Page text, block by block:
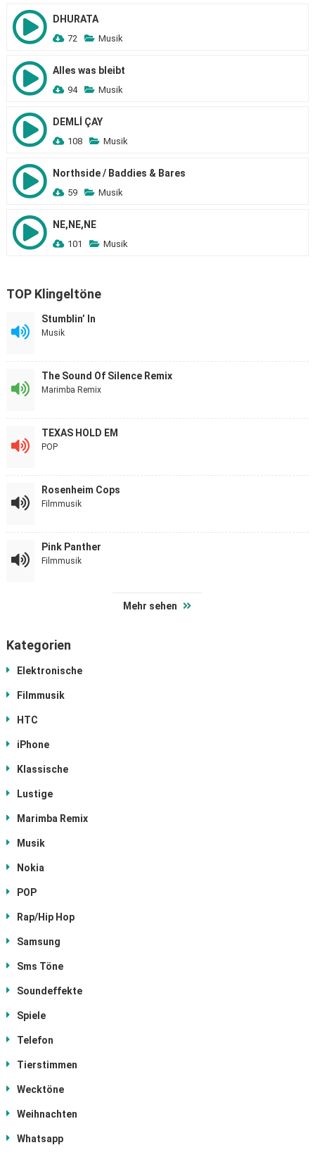
DHURATA
72 Musik
Alles was bleibt
94 Musik
DEMLİ ÇAY
108 Musik
Northside / Baddies & Bares
59 Musik
NE,NE,NE
101 Musik
TOP Klingeltöne
Stumblin’ In
Musik
The Sound Of Silence Remix
Marimba Remix
TEXAS HOLD EM
POP
Rosenheim Cops
Filmmusik
Pink Panther
Filmmusik
Mehr sehen
Kategorien
Elektronische
Filmmusik
HTC
iPhone
Klassische
Lustige
Marimba Remix
Musik
Nokia
POP
Rap/Hip Hop
Samsung
Sms Töne
Soundeffekte
Spiele
Telefon
Tierstimmen
Wecktöne
Weihnachten
Whatsapp